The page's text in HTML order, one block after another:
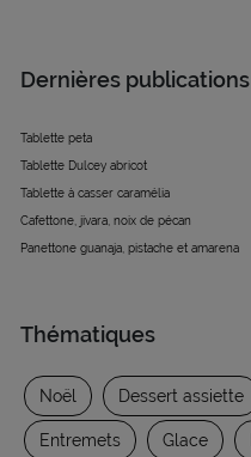
Dernières publications
Tablette peta
Tablette Dulcey abricot
Tablette à casser caramélia
Cafettone, jivara, noix de pécan
Panettone guanaja, pistache et amarena
Thématiques
Noël Dessert assiette
Entremets Glace